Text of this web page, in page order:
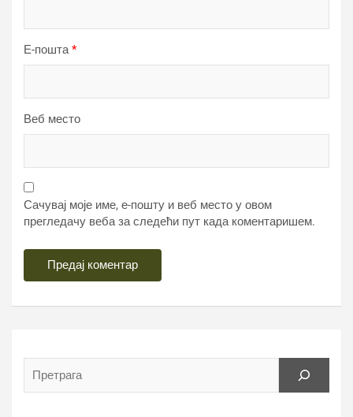
Е-пошта*
Веб место
Сачувај моје име, е-пошту и веб место у овом
прегледачу веба за следећи пут када коментаришем.